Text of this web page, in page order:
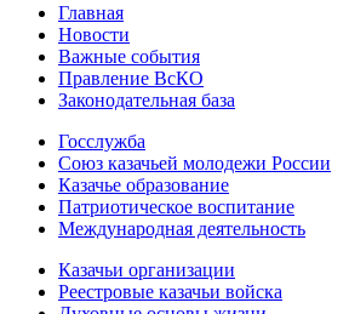
Главная
Новости
Важные события
Правление ВсКО
Законодательная база
Госслужба
Союз казачьей молодежи России
Казачье образование
Патриотическое воспитание
Международная деятельность
Казачьи организации
Реестровые казачьи войска